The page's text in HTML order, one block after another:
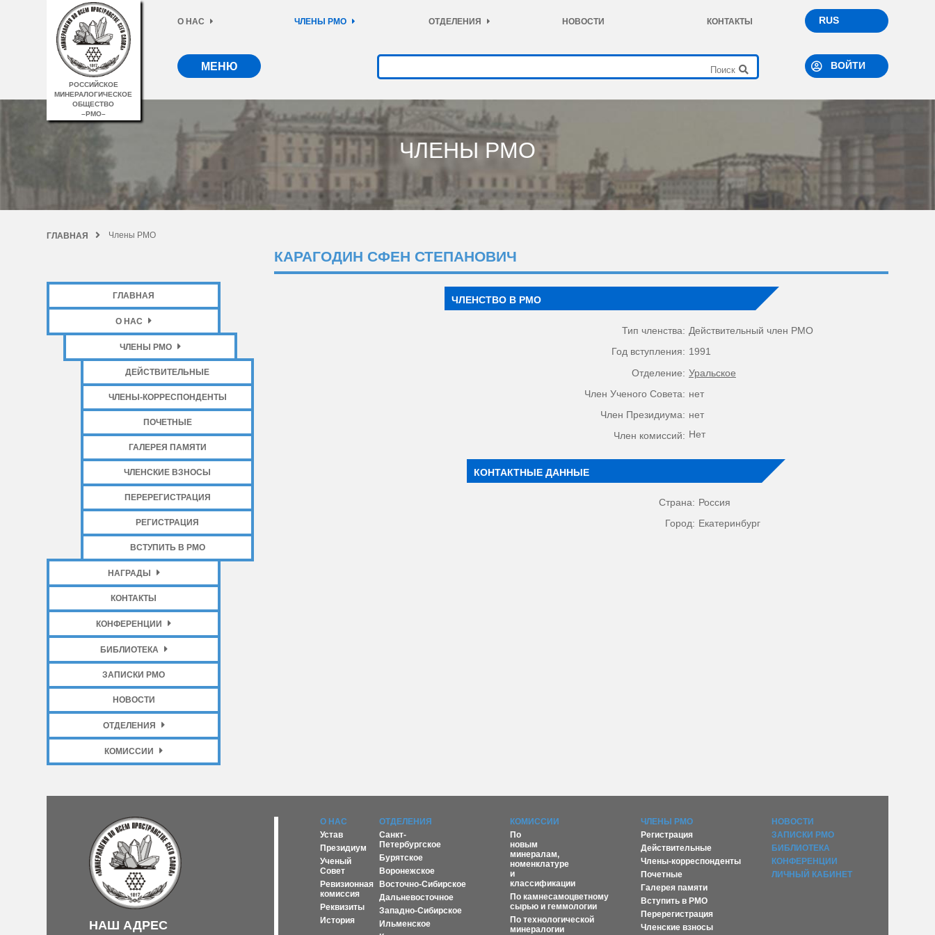
РОССИЙСКОЕ
МИНЕРАЛОГИЧЕСКОЕ
ОБЩЕСТВО
–РМО–
О НАС ЧЛЕНЫ РМО ОТДЕЛЕНИЯ НОВОСТИ КОНТАКТЫ RUS
МЕНЮ ВОЙТИ
ЧЛЕНЫ РМО
ГЛАВНАЯ Члены РМО
ГЛАВНАЯ
О НАС
ЧЛЕНЫ РМО
ДЕЙСТВИТЕЛЬНЫЕ
ЧЛЕНЫ-КОРРЕСПОНДЕНТЫ
ПОЧЕТНЫЕ
ГАЛЕРЕЯ ПАМЯТИ
ЧЛЕНСКИЕ ВЗНОСЫ
ПЕРЕРЕГИСТРАЦИЯ
РЕГИСТРАЦИЯ
ВСТУПИТЬ В РМО
НАГРАДЫ
КОНТАКТЫ
КОНФЕРЕНЦИИ
БИБЛИОТЕКА
ЗАПИСКИ РМО
НОВОСТИ
ОТДЕЛЕНИЯ
КОМИССИИ
КАРАГОДИН СФЕН СТЕПАНОВИЧ
ЧЛЕНСТВО В РМО
Тип членства: Действительный член РМО
Год вступления: 1991
Отделение: Уральское
Член Ученого Совета: нет
Член Президиума: нет
Член комиссий: Нет
КОНТАКТНЫЕ ДАННЫЕ
Страна: Россия
Город: Екатеринбург
НАШ АДРЕС
О НАС
Устав
Президиум
Ученый
Совет
Ревизионная
комиссия
Реквизиты
История
ОТДЕЛЕНИЯ
Санкт-
Петербургское
Бурятское
Воронежское
Восточно-Сибирское
Дальневосточное
Западно-Сибирское
Ильменское
КОМИССИИ
По
новым
минералам,
номенклатуре
и
классификации
По камнесамоцветному
сырью и геммологии
По технологической
минералогии
ЧЛЕНЫ РМО
Регистрация
Действительные
Члены-корреспонденты
Почетные
Галерея памяти
Вступить в РМО
Перерегистрация
Членские взносы
НОВОСТИ
ЗАПИСКИ РМО
БИБЛИОТЕКА
КОНФЕРЕНЦИИ
ЛИЧНЫЙ КАБИНЕТ